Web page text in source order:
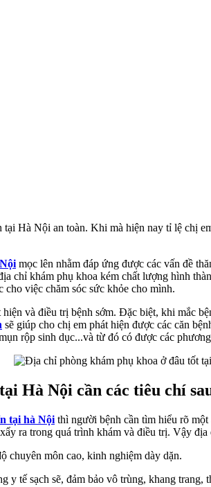
Hà Nội an toàn. Khi mà hiện nay tỉ lệ chị
mọc lên nhằm đáp ứng được các vấn đề
chỉ khám phụ khoa kém chất lượng hình
cho việc chăm sóc sức khỏe cho mình.
và điều trị bệnh sớm. Đặc biệt, khi mắc
sẽ giúp cho chị em phát hiện được các căn
rộp sinh dục...và từ đó có được các
Hà Nội cần các tiêu chí
tại hà Nội thì người bệnh cần tìm hiểu rõ
ra trong quá trình khám và điều trị. Vậy địa
chuyên môn cao, kinh nghiệm dày dặn.
tế sạch sẽ, đảm bảo vô trùng, khang trang,